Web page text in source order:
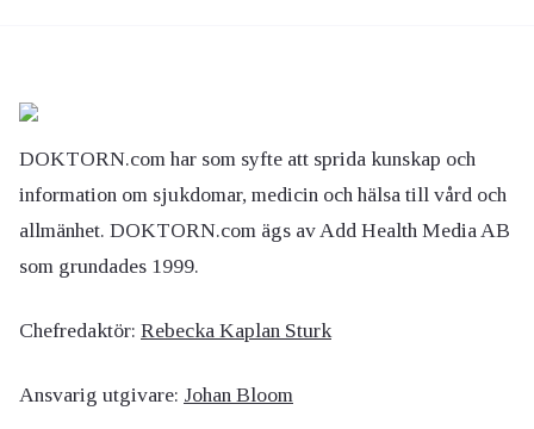
DOKTORN.com har som syfte att sprida kunskap och
information om sjukdomar, medicin och hälsa till vård och
allmänhet. DOKTORN.com ägs av Add Health Media AB
som grundades 1999.
Chefredaktör: Rebecka Kaplan Sturk
Ansvarig utgivare: Johan Bloom